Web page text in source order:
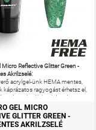
Micro Reflective Glitter Green -
Akrilzselé:
acrylgel-ünk HEMA mentes,
káprázatos ragyogást érhetsz el,
reakciók kockázatát is
GEL MICRO
GLITTER GREEN -
AKRILZSELÉ